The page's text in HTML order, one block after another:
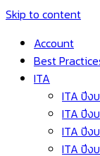
Skip to content
Account
Best
ITA
ITA ปีง
ITA ปีง
ITA ปีง
ITA ปีง